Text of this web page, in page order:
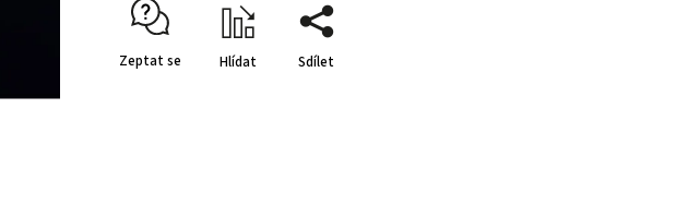
Zeptat se Hlídat Sdílet